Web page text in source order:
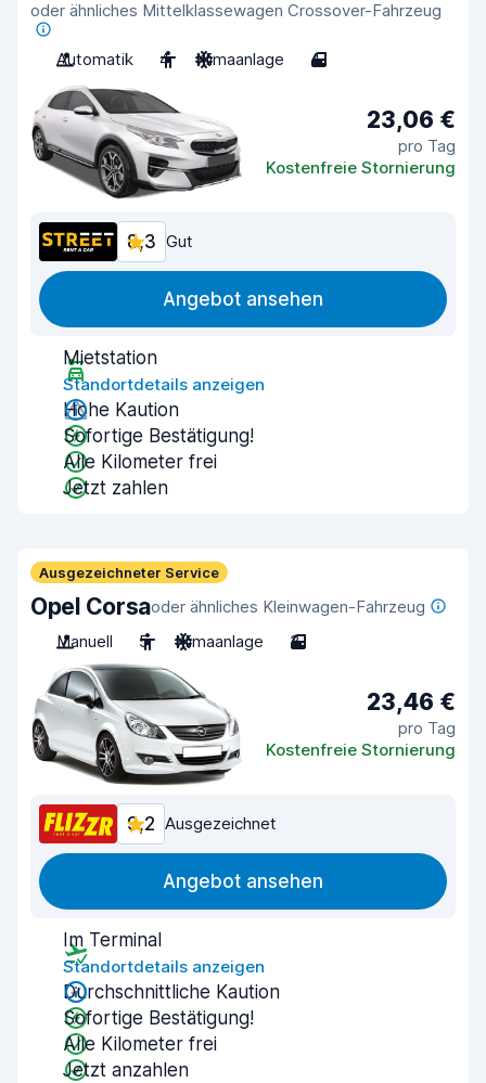
oder ähnliches Mittelklassewagen Crossover-Fahrzeug
Automatik 4 Klimaanlage 4
23,06 €
pro Tag
Kostenfreie Stornierung
8,3 Gut
Angebot ansehen
Mietstation
Standortdetails anzeigen
Hohe Kaution
Sofortige Bestätigung!
Alle Kilometer frei
Jetzt zahlen
Ausgezeichneter Service
Opel Corsaoder ähnliches Kleinwagen-Fahrzeug
Manuell
5 Klimaanlage 3
23,46 €
pro Tag
Kostenfreie Stornierung
9,2 Ausgezeichnet
Angebot ansehen
Im Terminal
Standortdetails anzeigen
Durchschnittliche Kaution
Sofortige Bestätigung!
Alle Kilometer frei
Jetzt anzahlen